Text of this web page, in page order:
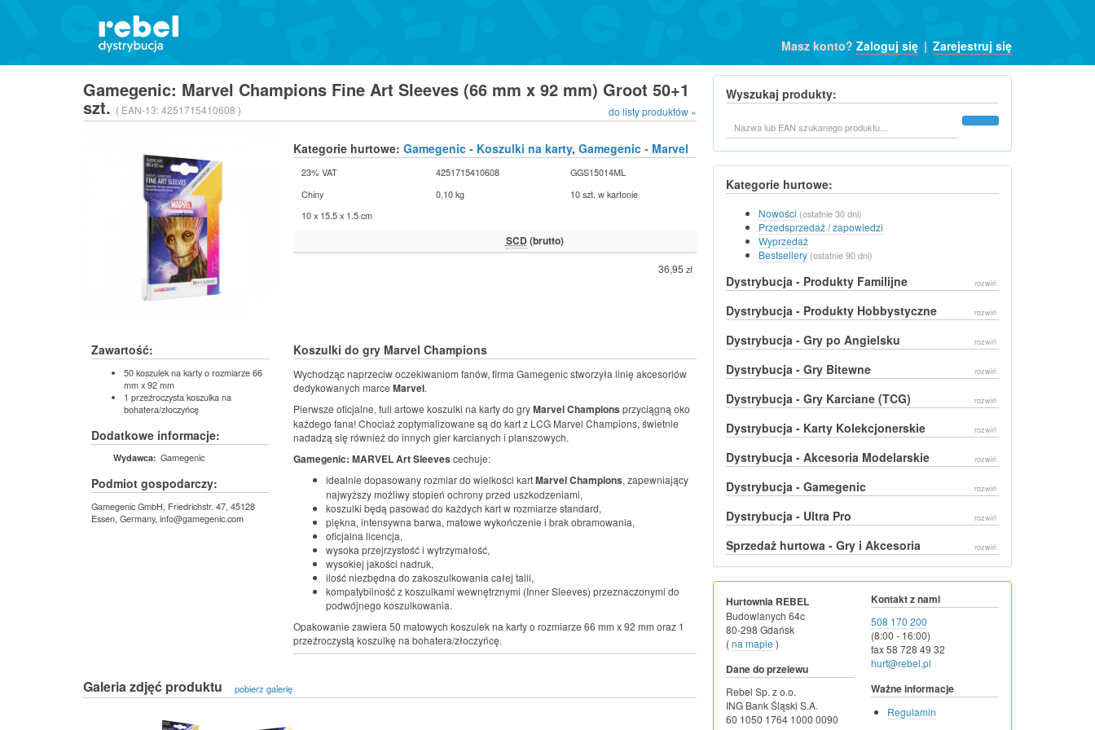
Masz konto? Zaloguj się | Zarejestruj się
Gamegenic: Marvel Champions Fine Art Sleeves (66 mm x 92 mm) Groot 50+1
szt. ( EAN-13:4251715410608 ) do listy produktów »
Kategorie hurtowe: Gamegenic - Koszulki na karty, Gamegenic - Marvel
23% VAT 4251715410608
GGS15014ML
Chiny
0,10 kg
10 szt. w kartonie
10 x 15.5 x 1.5 cm
SCD (brutto)
36,95 zł
Zawartość:
50 koszulek na karty o rozmiarze 66
mm x 92 mm
1 przeźroczysta koszulka na
bohatera/złoczyńcę
Dodatkowe informacje:
Wydawca: Gamegenic
Podmiot gospodarczy:
Gamegenic GmbH, Friedrichstr. 47, 45128
Essen, Germany, info@gamegenic.com
Koszulki do gry Marvel Champions
Wychodząc naprzeciw oczekiwaniom fanów, firma Gamegenic stworzyła linię akcesoriów
dedykowanych marce Marvel.
Pierwsze oficjalne, full artowe koszulki na karty do gryMarvel Champions przyciągną oko
każdego fana! Chociaż zoptymalizowane są do kart z LCG Marvel Champions, świetnie
nadadzą się również do innych gier karcianych i planszowych.
Gamegenic: MARVEL Art Sleeves cechuje:
idealnie dopasowany rozmiar do wielkości kartMarvel Champions, zapewniający
najwyższy możliwy stopień ochrony przed uszkodzeniami,
koszulki będą pasować do każdych kart w rozmiarze standard,
piękna, intensywna barwa, matowe wykończenie i brak obramowania,
oficjalna licencja,
wysoka przejrzystość i wytrzymałość,
wysokiej jakości nadruk,
ilość niezbędna do zakoszulkowania całej talii,
kompatybilność z koszulkami wewnętrznymi (Inner Sleeves) przeznaczonymi do
podwójnego koszulkowania.
Opakowanie zawiera 50 matowych koszulek na karty o rozmiarze 66 mm x 92 mm oraz 1
przeźroczystą koszulkę na bohatera/złoczyńcę.
Galeria zdjęć produktu pobierz galerię
Wyszukaj produkty:
Kategorie hurtowe:
Nowości (ostatnie 30 dni)
Przedsprzedaż / zapowiedzi
Wyprzedaż
Bestsellery (ostatnie 90 dni)
Dystrybucja - Produkty Familijne rozwiń
Dystrybucja - Produkty Hobbystyczne rozwiń
Dystrybucja - Gry po Angielsku rozwiń
Dystrybucja - Gry Bitewne rozwiń
Dystrybucja - Gry Karciane (TCG) rozwiń
Dystrybucja - Karty Kolekcjonerskie rozwiń
Dystrybucja - Akcesoria Modelarskie rozwiń
Dystrybucja - Gamegenic rozwiń
Dystrybucja - Ultra Pro rozwiń
Sprzedaż hurtowa - Gry i Akcesoria rozwiń
Hurtownia REBEL
Budowlanych 64c
80-298 Gdańsk
(na mapie )
Dane do przelewu
Rebel Sp. z o.o.
ING Bank Śląski S.A.
60 1050 1764 1000 0090
Kontakt z nami
508 170 200
(8:00 - 16:00)
fax 58 728 49 32
hurt@rebel.pl
Ważne informacje
Regulamin